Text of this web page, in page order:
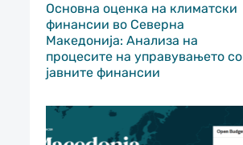
Основна оценка на климатски
финансии во Северна
Македонија: Анализа на
процесите на управувањето со
јавните финансии